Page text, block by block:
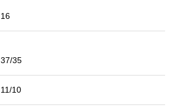
16
37/35
11/10